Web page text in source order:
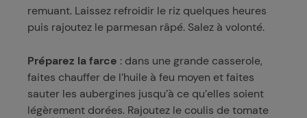
remuant. Laissez refroidir le riz quelques heures
puis rajoutez le parmesan râpé. Salez à volonté.
Préparez la farce : dans une grande casserole,
faites chauffer de l’huile à feu moyen et faites
sauter les aubergines jusqu’à ce qu’elles soient
légèrement dorées. Rajoutez le coulis de tomate